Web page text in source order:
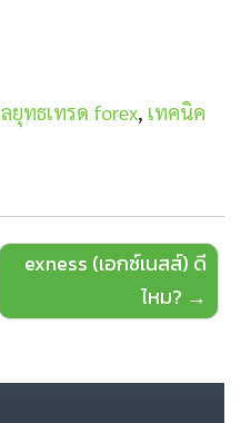
ยุทธเทรด forex, เทคนิค
exness (เอกซ์เนสส์) ดี
ไหม?